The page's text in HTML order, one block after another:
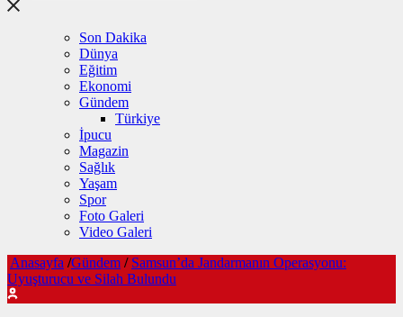
Son Dakika
Dünya
Eğitim
Ekonomi
Gündem
Türkiye
İpucu
Magazin
Sağlık
Yaşam
Spor
Foto Galeri
Video Galeri
Anasayfa /Gündem / Samsun’da Jandarmanın Operasyonu:
Uyuşturucu ve Silah Bulundu